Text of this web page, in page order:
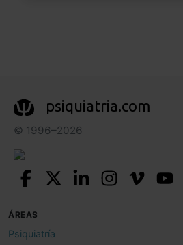
psiquiatria.com
© 1996–2026
ÁREAS
Psiquiatría